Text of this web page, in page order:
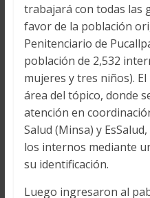
trabajará con todas las
favor de la población
Penitenciario de
población de 2,532
mujeres y tres niños).
área del tópico, donde
atención en
Salud (Minsa) y
los internos mediante
su identificación.
Luego ingresaron al